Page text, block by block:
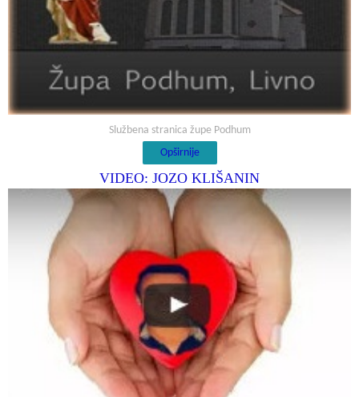
Službena stranica župe Podhum
Opširnije
VIDEO: JOZO KLIŠANIN